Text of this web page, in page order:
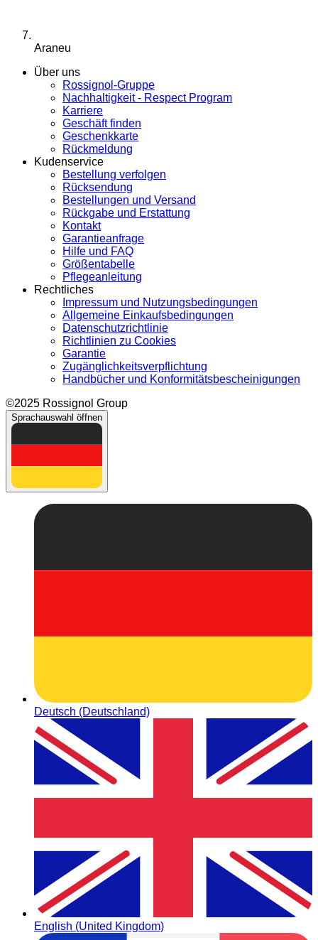
Araneu
Über uns
Rossignol-Gruppe
Nachhaltigkeit - Respect Program
Karriere
Geschäft finden
Geschenkkarte
Rückmeldung
Kudenservice
Bestellung verfolgen
Rücksendung
Bestellungen und Versand
Rückgabe und Erstattung
Kontakt
Garantieanfrage
Hilfe und FAQ
Größentabelle
Pflegeanleitung
Rechtliches
Impressum und Nutzungsbedingungen
Allgemeine Einkaufsbedingungen
Datenschutzrichtlinie
Richtlinien zu Cookies
Garantie
Zugänglichkeitsverpflichtung
Handbücher und Konformitätsbescheinigungen
©2025 Rossignol Group
Sprachauswahl öffnen
Deutsch (Deutschland)
English (United Kingdom)